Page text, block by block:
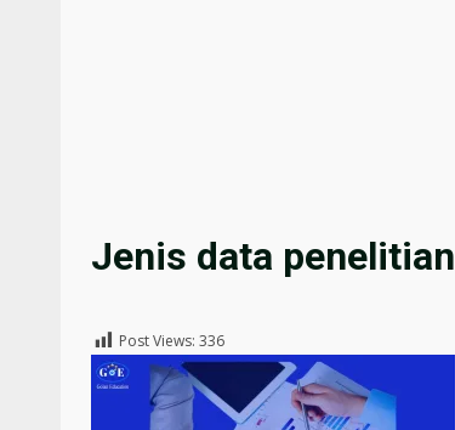
Jenis data penelitian
Post Views: 336